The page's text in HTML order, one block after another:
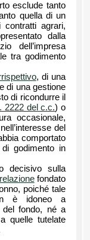
esclude tanto
quella di un
agrari,
dalla
dell’impresa
tra godimento
, di una
di una gestione
di ricondurre il
2222 del c.c.) o
occasionale,
del
comportato
di godimento in
decisivo sulla
fondato
poiché tale
è idoneo a
fondo, né a
quelle tutelate